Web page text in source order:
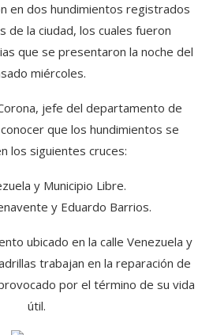
en dos hundimientos registrados
de la ciudad, los cuales fueron
que se presentaron la noche del
miércoles.
jefe del departamento de
que los hundimientos se
los siguientes cruces:
y Municipio Libre.
y Eduardo Barrios.
ubicado en la calle Venezuela y
trabajan en la reparación de
por el término de su vida
útil.